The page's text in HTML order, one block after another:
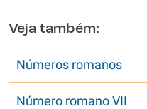
Veja também:
Números romanos
Número romano VII